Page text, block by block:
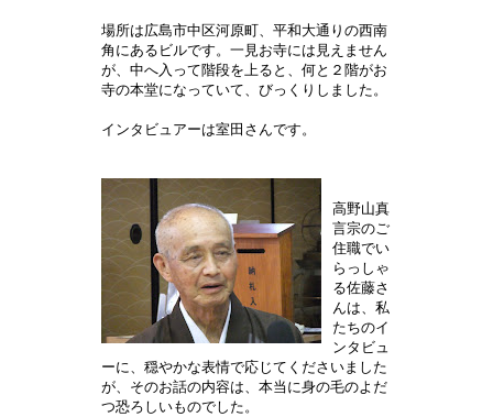
場所は広島市中区河原町、平和大通りの西南
角にあるビルです。一見お寺には見えません
が、中へ入って階段を上ると、何と２階がお
寺の本堂になっていて、びっくりしました。
インタビュアーは室田さんです。
高野山真
言宗のご
住職でい
らっしゃ
る佐藤さ
んは、私
たちのイ
ンタビュ
ーに、穏やかな表情で応じてくださいました
が、そのお話の内容は、本当に身の毛のよだ
つ恐ろしいものでした。